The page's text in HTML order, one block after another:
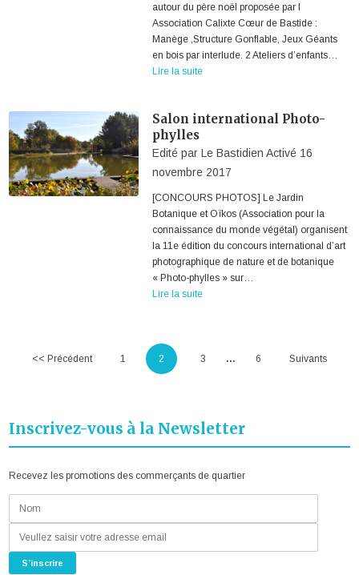
autour du père noël proposée par l
Association Calixte Cœur de Bastide :
Manège ,Structure Gonflable, Jeux Géants
en bois par interlude. 2 Ateliers d’enfants…
Lire la suite
Salon international Photo-
phylles
Edité par Le Bastidien Activé 16
novembre 2017
[CONCOURS PHOTOS] Le Jardin
Botanique et Oïkos (Association pour la
connaissance du monde végétal) organisent
la 11e édition du concours international d’art
photographique de nature et de botanique
« Photo-phylles » sur…
Lire la suite
<< Précédent 1 2 3 … 6 Suivants
Inscrivez-vous à la Newsletter
Recevez les promotions des commerçants de quartier